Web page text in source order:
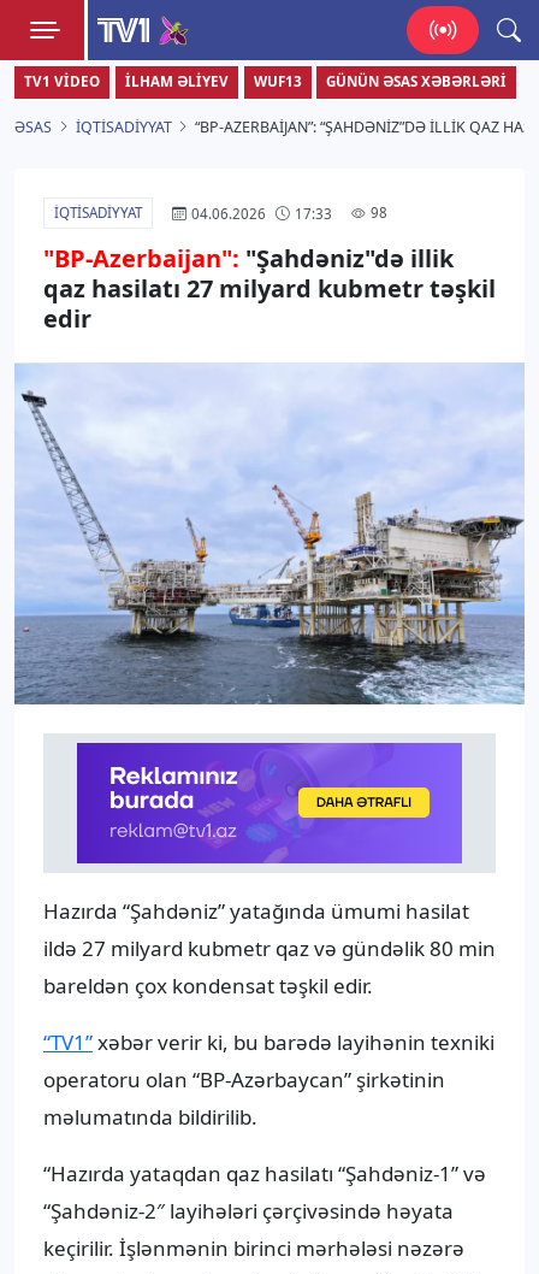
TV1
Zamanı bizimlə yaşa!
TV1 VIDEO İLHAM ƏLIYEV WUF13 GÜNÜN ƏSAS XƏBƏRLƏRI
ƏSAS İQTISADIYYAT “BP-AZERBAIJAN”: “ŞAHDƏNIZ”DƏ ILLIK QAZ
İQTISADIYYAT 04.06.2026 17:33 98
"BP-Azerbaijan": "Şahdəniz"də illik
qaz hasilatı 27 milyard kubmetr təşkil
edir
Hazırda “Şahdəniz” yatağında ümumi hasilat
ildə 27 milyard kubmetr qaz və gündəlik 80 min
bareldən çox kondensat təşkil edir.
“TV1”xəbər verir ki, bu barədə layihənin texniki
operatoru olan “BP-Azərbaycan” şirkətinin
məlumatında bildirilib.
“Hazırda yataqdan qaz hasilatı “Şahdəniz-1” və
“Şahdəniz-2″ layihələri çərçivəsində həyata
keçirilir. İşlənmənin birinci mərhələsi nəzərə